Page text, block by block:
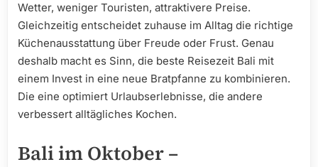
New
Bratpfanne
Wetter, weniger Touristen, attraktivere Preise.
Gleichzeitig entscheidet zuhause im Alltag die richtige
Küchenausstattung über Freude oder Frust. Genau
deshalb macht es Sinn, die beste Reisezeit Bali mit
einem Invest in eine neue Bratpfanne zu kombinieren.
Die eine optimiert Urlaubserlebnisse, die andere
verbessert alltägliches Kochen.
Bali im Oktober –